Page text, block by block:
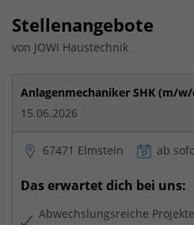
Stellenangebote
von JOWI Haustechnik
Anlagenmechaniker SHK (m/
15.06.2026
67471 Elmstein ab
Das erwartet dich bei uns:
Abwechslungsreiche